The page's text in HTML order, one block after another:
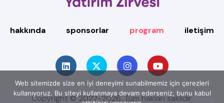
hakkında sponsorlar program iletişim
Copyright © 2022-2026. Tüm hakları saklıdır.
Web sitemizde size en iyi deneyimi sunabilmemiz için çerezleri
kullanıyoruz. Bu siteyi kullanmaya devam ederseniz, bunu kabul